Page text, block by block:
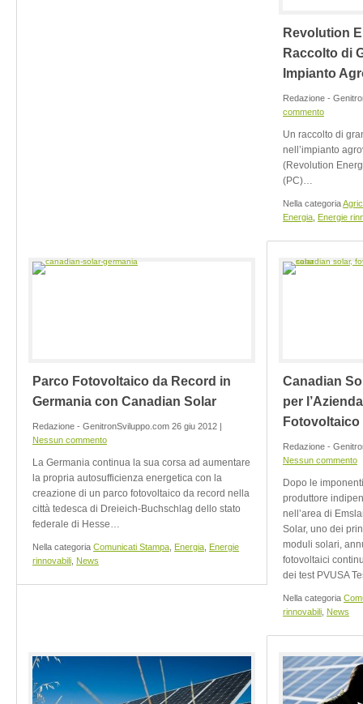
Revolution
Raccolto di
Impianto
Redazione -
commento
Un raccolto di
nell’impianto
(Revolution
(PC)…
Nella categoria
Energia Energie
Parco Fotovoltaico da Record in
Germania con Canadian Solar
Redazione - GenitronSviluppo.com 26 giu 2012 |
Nessun commento
La Germania continua la sua corsa ad aumentare
la propria autosufficienza energetica con la
creazione di un parco fotovoltaico da record nella
città tedesca di Dreieich-Buchschlag dello stato
federale di Hesse…
Nella categoria Comunicati Stampa Energia Energie
rinnovabili News
Canadian
per
Fotovoltaico
Redazione -
Nessun commento
Dopo le
produttore
nell’area di
Solar, uno dei
moduli solari,
fotovoltaici
dei test PVUSA
Nella categoria
rinnovabili News